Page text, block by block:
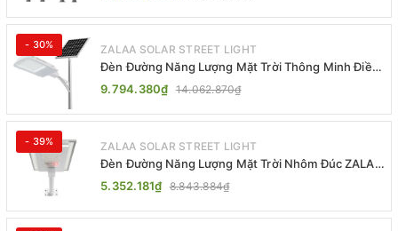
- 30% ZALAA SOLAR STREET LIGHT
Đèn Đường Năng Lượng Mặt Trời Thông Minh Điều
Khiển MPPT ZL-GMX01 ZALAA
9.794.380₫ 14.062.870₫
- 39% ZALAA SOLAR STREET LIGHT
Đèn Đường Năng Lượng Mặt Trời Nhôm Đúc ZALAA
ZL-BWH Cao Cấp IP65
5.352.181₫ 8.843.884₫